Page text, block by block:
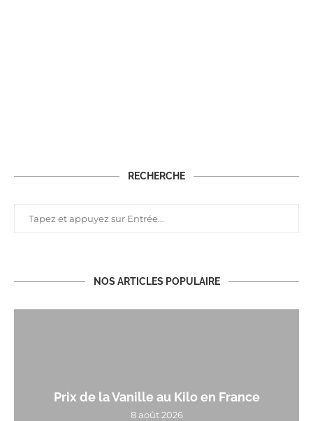
RECHERCHE
NOS ARTICLES POPULAIRE
Prix de la Vanille au Kilo en France
8 août 2026